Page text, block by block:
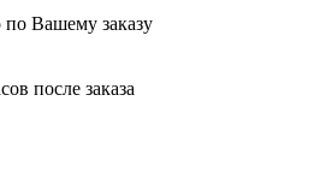
по Вашему заказу
после заказа